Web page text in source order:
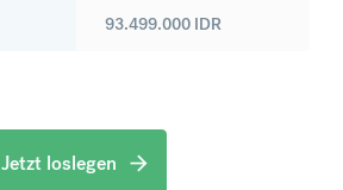
93.499.000 IDR
Jetzt loslegen